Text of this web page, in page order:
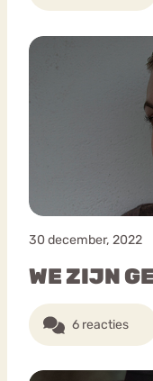
30 december, 2022
WE ZIJN
6 reacties